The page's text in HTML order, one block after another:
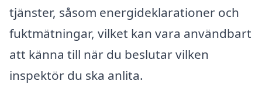
tjänster, såsom energideklarationer och
fuktmätningar, vilket kan vara användbart
att känna till när du beslutar vilken
inspektör du ska anlita.